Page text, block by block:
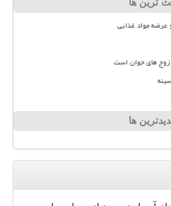
ترین ها
عرضه مواد غذایی
ها